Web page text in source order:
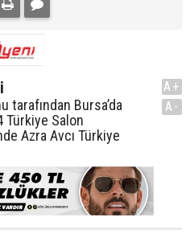
Bursa’da
Türkiye Salon
Azra Avcı Türkiye
A+
A-